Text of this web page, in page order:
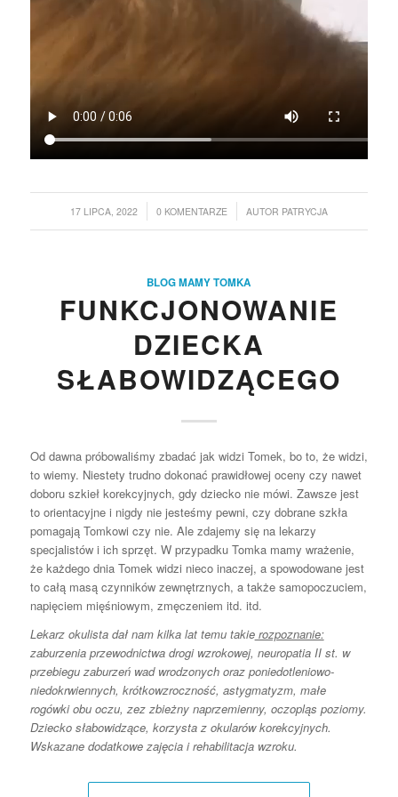
17 LIPCA, 2022
/ 0 KOMENTARZE
/ AUTOR PATRYCJA
BLOG MAMY TOMKA
FUNKCJONOWANIE
DZIECKA
SŁABOWIDZĄCEGO
Od dawna próbowaliśmy zbadać jak widzi Tomek, bo to, że widzi,
to wiemy. Niestety trudno dokonać prawidłowej oceny czy nawet
doboru szkieł korekcyjnych, gdy dziecko nie mówi. Zawsze jest
to orientacyjne i nigdy nie jesteśmy pewni, czy dobrane szkła
pomagają Tomkowi czy nie. Ale zdajemy się na lekarzy
specjalistów i ich sprzęt. W przypadku Tomka mamy wrażenie,
że każdego dnia Tomek widzi nieco inaczej, a spowodowane jest
to całą masą czynników zewnętrznych, a także samopoczuciem,
napięciem mięśniowym, zmęczeniem itd. itd.
Lekarz okulista dał nam kilka lat temu takierozpoznanie:
zaburzenia przewodnictwa drogi wzrokowej, neuropatia II st. w
przebiegu zaburzeń wad wrodzonych oraz poniedotleniowo-
niedokrwiennych, krótkowzroczność, astygmatyzm, małe
rogówki obu oczu, zez zbieżny naprzemienny, oczopląs poziomy.
Dziecko słabowidzące, korzysta z okularów korekcyjnych.
Wskazane dodatkowe zajęcia i rehabilitacja wzroku.